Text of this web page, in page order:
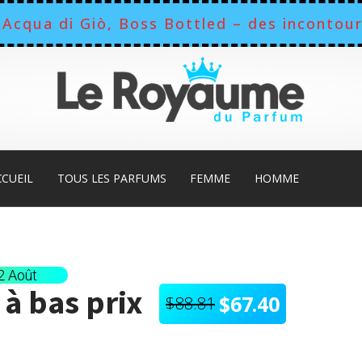
di Giò, Boss Bottled – des
parfumsparfait pour les hommes
TOUS LES PARFUMS FEMME HOMME
Août
bas prix $88.81
Le
$67.40
Le